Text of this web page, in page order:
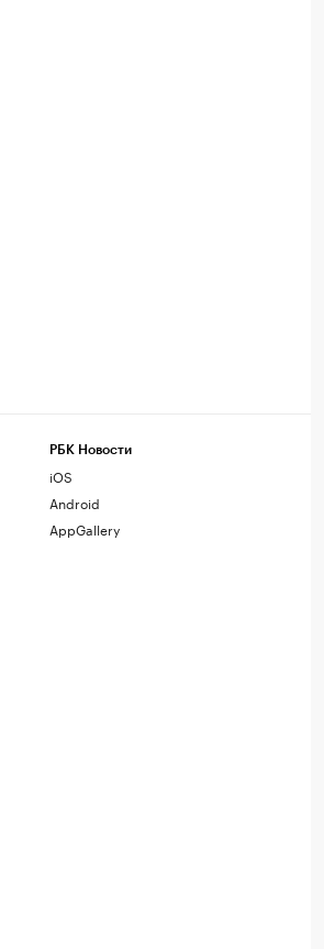
РБК Новости
iOS
Android
AppGallery